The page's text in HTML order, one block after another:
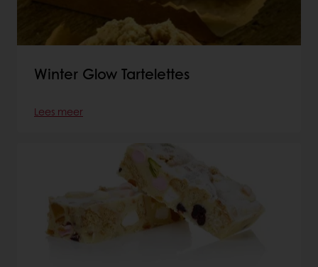
Winter Glow Tartelettes
Lees meer